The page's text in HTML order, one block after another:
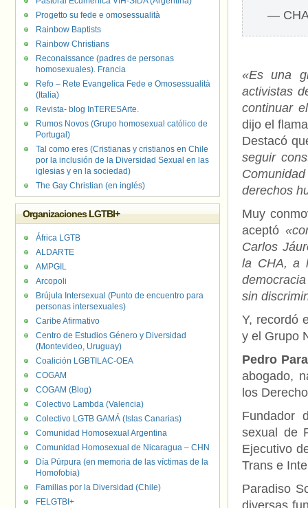
—
«Es una
activistas
continuar
dijo el
Destacó
seguir
derechos
Muy
aceptó
Carlos
la CHA, a
sin
Y, recordó
y el Grupo
Pedro
abogado,
los
Fundador
sexual de
Ejecutivo
Trans e
Paradiso
Progetto su fede e omosessualità
Rainbow Baptists
Rainbow Christians
Reconaissance (padres de personas
homosexuales). Francia
Refo – Rete Evangelica Fede e Omosessualità
(Italia)
Revista- blog InTERESArte.
Rumos Novos (Grupo homosexual católico de
Portugal)
Tal como eres (Cristianas y cristianos en Chile
por la inclusión de la Diversidad Sexual en las
iglesias y en la sociedad)
The Gay Christian (en inglés)
Organizaciones LGTBI+
África LGTB
ALDARTE
AMPGIL
Arcopoli
Brújula Intersexual (Punto de encuentro para
personas intersexuales)
Caribe Afirmativo
Centro de Estudios Género y Diversidad
(Montevideo, Uruguay)
Coalición LGBTILAC-OEA
COGAM
COGAM (Blog)
Colectivo Lambda (Valencia)
Colectivo LGTB GAMÁ (Islas Canarias)
Comunidad Homosexual Argentina
Comunidad Homosexual de Nicaragua – CHN
Día Púrpura (en memoria de las víctimas de la
Homofobia)
Familias por la Diversidad (Chile)
FELGTBI+